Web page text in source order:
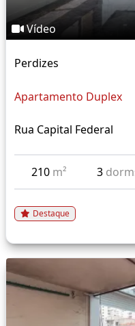
Vídeo
Perdizes
Apartamento Duplex
Rua Capital Federal
210 m² 3
Destaque